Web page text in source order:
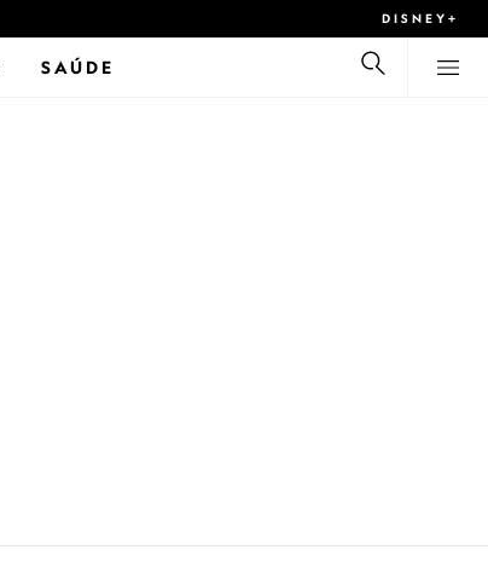
DISNEY+
SAÚDE